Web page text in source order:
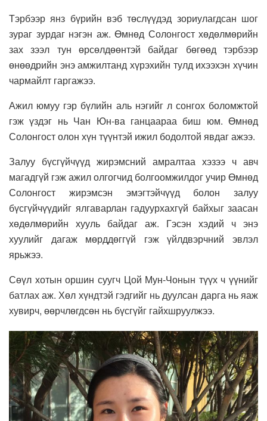
Тэрбээр янз бүрийн вэб төслүүдэд зориулагдсан шог
зураг зурдаг нэгэн аж. Өмнөд Солонгост хөдөлмөрийн
зах зээл тун өрсөлдөөнтэй байдаг бөгөөд тэрбээр
өнөөдрийн энэ амжилтанд хүрэхийн тулд ихээхэн хүчин
чармайлт гаргажээ.
Ажил юмуу гэр бүлийн аль нэгийг л сонгох боломжтой
гэж үздэг нь Чан Юн-ва ганцаараа биш юм. Өмнөд
Солонгост олон хүн түүнтэй ижил бодолтой явдаг ажээ.
Залуу бүсгүйчүүд жирэмсний амралтаа хэзээ ч авч
магадгүй гэж ажил олгогчид болгоомжилдог учир Өмнөд
Солонгост жирэмсэн эмэгтэйчүүд болон залуу
бүсгүйчүүдийг ялгаварлан гадуурхахгүй байхыг заасан
хөдөлмөрийн хууль байдаг аж. Гэсэн хэдий ч энэ
хуулийг дагаж мөрддөггүй гэж үйлдвэрчний эвлэл
ярьжээ.
Сөүл хотын оршин суугч Цой Мун-Чонын түүх ч үүнийг
батлах аж. Хөл хүндтэй гэдгийг нь дуулсан дарга нь яаж
хувирч, өөрчлөгдсөн нь бүсгүйг гайхшруулжээ.